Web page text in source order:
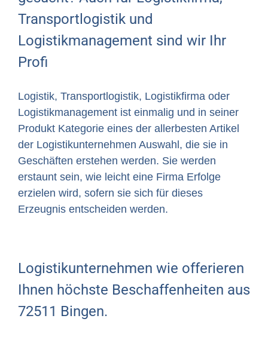
Transportlogistik und
Logistikmanagement sind wir Ihr
Profi
Logistik, Transportlogistik, Logistikfirma oder
Logistikmanagement ist einmalig und in seiner
Produkt Kategorie eines der allerbesten Artikel
der Logistikunternehmen Auswahl, die sie in
Geschäften erstehen werden. Sie werden
erstaunt sein, wie leicht eine Firma Erfolge
erzielen wird, sofern sie sich für dieses
Erzeugnis entscheiden werden.
Logistikunternehmen wie offerieren
Ihnen höchste Beschaffenheiten aus
72511 Bingen.